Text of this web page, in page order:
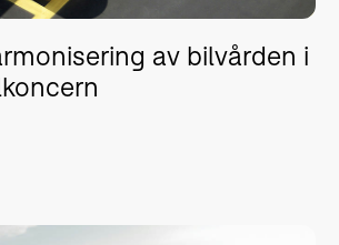
av bilvården i